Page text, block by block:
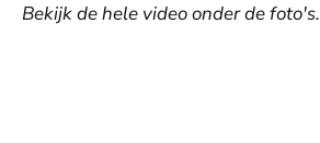
Bekijk de hele video onder de foto's.